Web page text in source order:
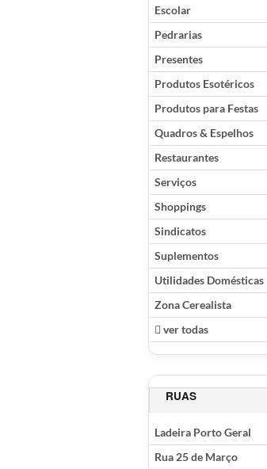
Escolar
Pedrarias
Presentes
Produtos Esotéricos
Produtos para Festas
Quadros & Espelhos
Restaurantes
Serviços
Shoppings
Sindicatos
Suplementos
Utilidades Domésticas
Zona Cerealista
ver todas
RUAS
Ladeira Porto Geral
Rua 25 de Março